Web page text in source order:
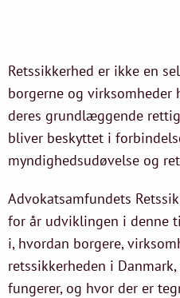
Retssikkerhed er ikke en
borgerne og
deres grundlæggende
bliver beskyttet i
myndighedsudøvelse og
Advokatsamfundets
for år udviklingen i denne
i, hvordan borgere,
retssikkerheden i
fungerer, og hvor der er